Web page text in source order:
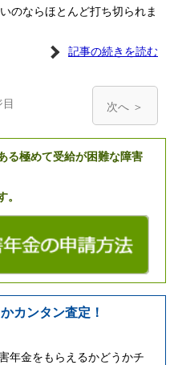
のならほとんど打ち切られま
記事の続きを読む
次へ ＞
る極めて受給が困難な障害
カンタン査定！
年金をもらえるかどうかチ